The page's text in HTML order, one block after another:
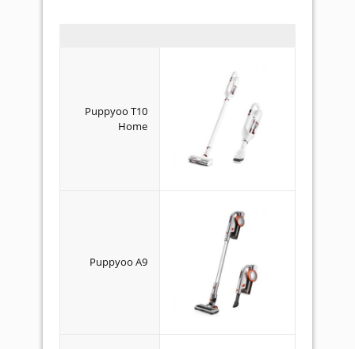
Puppyoo T10
Home
Puppyoo A9